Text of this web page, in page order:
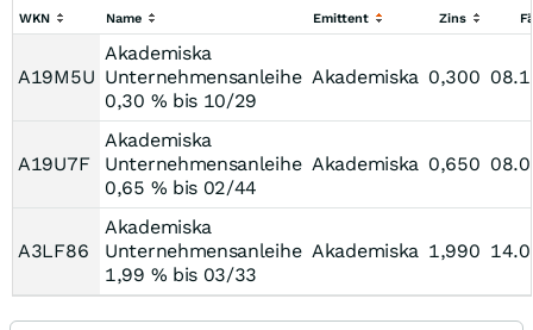
WKN Name Emittent Zins
A19M5U
Akademiska
Unternehmensanleihe
0,30 % bis 10/29
Akademiska 0,300
A19U7F
Akademiska
Unternehmensanleihe
0,65 % bis 02/44
Akademiska 0,650
A3LF86
Akademiska
Unternehmensanleihe
1,99 % bis 03/33
Akademiska 1,990